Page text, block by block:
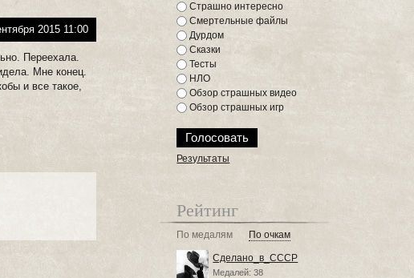
2015 11:00
Переехала.
Мне конец.
и все такое,
Страшно интересно
Смертельные файлы
Дурдом
Сказки
Тесты
НЛО
Обзор страшных видео
Обзор страшных игр
Результаты
Рейтинг
По медалям По очкам
Сделано_в_СССР
Медалей: 38